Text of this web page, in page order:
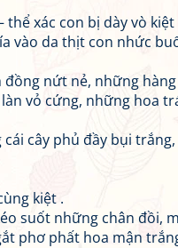
xác con bị dày vò kiệt
vào da thịt con nhức
nứt nẻ, những hàng
vỏ cứng, những hoa
cây phủ đầy bụi
kiệt .
suốt những chân đồi,
phơ phất hoa mận